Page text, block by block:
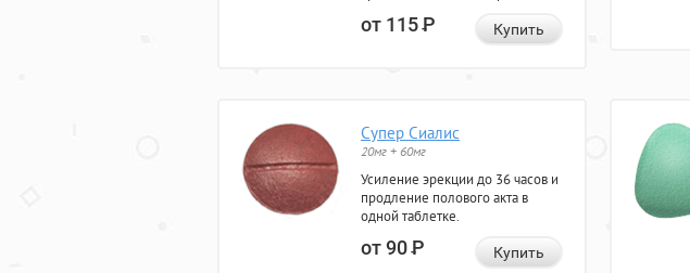
от 115Р Купить
Супер Сиалис
20мг + 60мг
Усиление эрекции до 36 часов и
продление полового акта в
одной таблетке.
от 90Р Купить